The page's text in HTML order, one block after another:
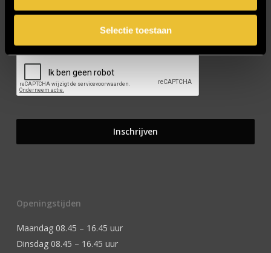
Selectie toestaan
Openingstijden
Maandag 08.45 – 16.45 uur
Dinsdag 08.45 – 16.45 uur